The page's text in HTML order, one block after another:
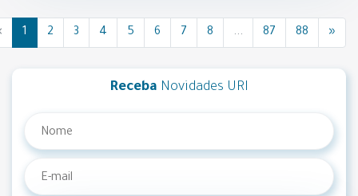
1 2 3 4 5 6 7 8 ... 87 88 »
Receba Novidades URI